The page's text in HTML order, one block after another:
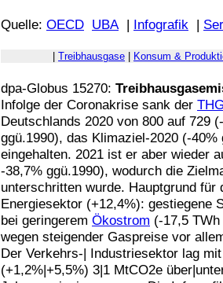
Quelle: OECD UBA| Infografik |
Treibhausgase Konsum &
dpa-Globus 15270:
Infolge der Coronakrise sank der
Deutschlands 2020 von 800 auf 729
ggü.1990), das Klimaziel-2020 (-40%
eingehalten. 2021 ist er aber wieder
-38,7% ggü.1990), wodurch die
unterschritten wurde. Hauptgrund für
Energiesektor (+12,4%): gestiegene
bei geringerem Ökostrom (-17,5
wegen steigender Gaspreise vor
Der Verkehrs-| Industriesektor lag
(+1,2%|+5,5%) 3|1 MtCO2e